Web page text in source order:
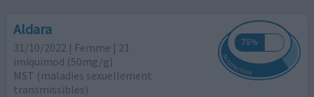
Aldara
31/10/2022 | Femme | 21
imiquimod (50mg/g)
MST (maladies sexuellement
transmissibles)